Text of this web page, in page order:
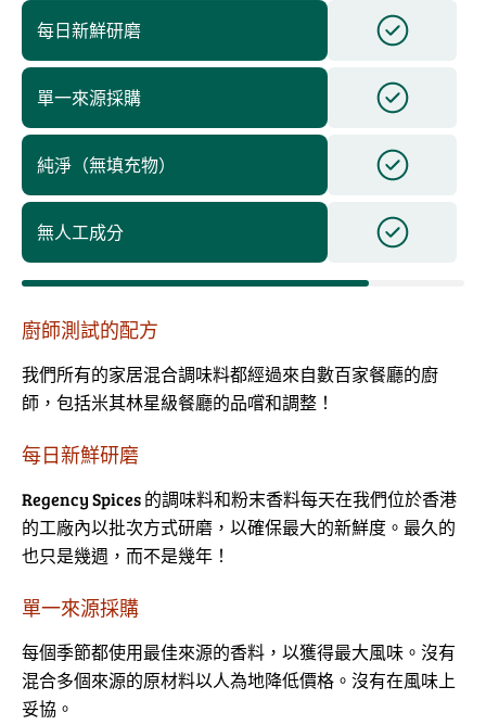
每日新鮮研磨
單一來源採購
純淨（無填充物）
無人工成分
廚師測試的配方
我們所有的家居混合調味料都經過來自數百家餐廳的廚
師，包括米其林星級餐廳的品嚐和調整！
每日新鮮研磨
Regency Spices 的調味料和粉末香料每天在我們位於香港
的工廠內以批次方式研磨，以確保最大的新鮮度。最久的
也只是幾週，而不是幾年！
單一來源採購
每個季節都使用最佳來源的香料，以獲得最大風味。沒有
混合多個來源的原材料以人為地降低價格。沒有在風味上
妥協。